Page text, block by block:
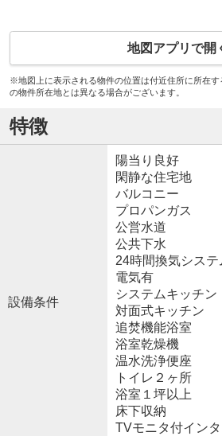
地図アプリで開
※地図上に表示される物件の位置は付近住所に所在
の物件所在地とは異なる場合がございます。
特徴
設備条件
陽当り良好
閑静な住宅地
バルコニー
プロパンガス
公営水道
公共下水
24時間換気システ
電気有
システムキッチン
対面式キッチン
追焚機能浴室
浴室乾燥機
温水洗浄便座
トイレ２ヶ所
浴室１坪以上
床下収納
TVモニタ付イン